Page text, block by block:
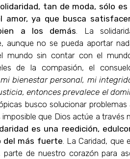
tan de moda, sólo es
ya que busca
a los demás. La
aunque no se pueda aportar
mundo sin contar con el
de la compasión, el
bienestar personal, mi
entonces prevalece el
busco solucionar problemas
que Dios actúe a través
es una reedición,
del más fuerte. La Caridad, que
de nuestro corazón para